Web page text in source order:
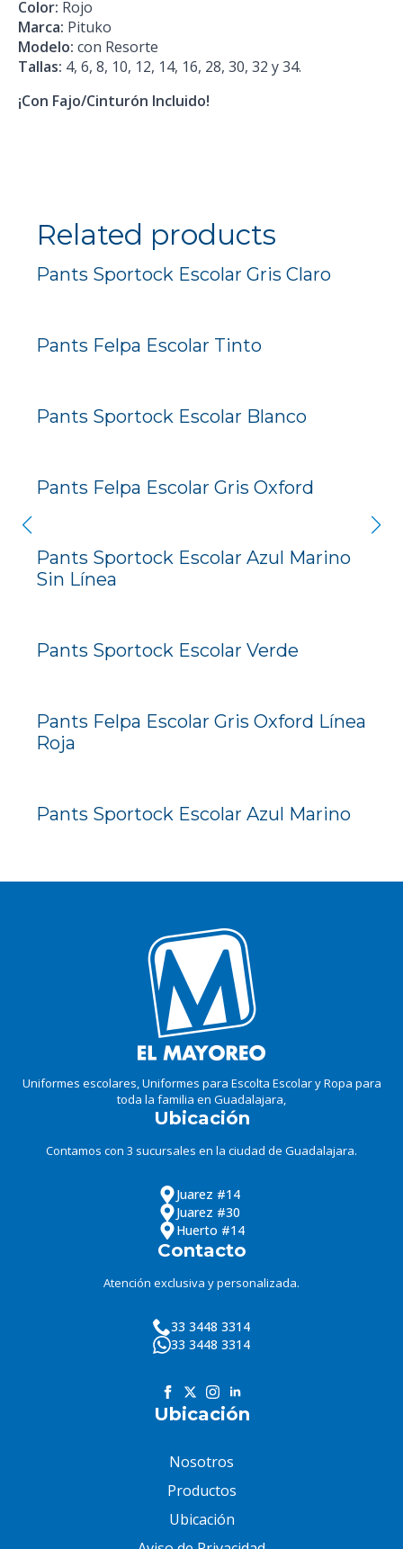
Color: Rojo
Marca: Pituko
Modelo: con Resorte
Tallas: 4, 6, 8, 10, 12, 14, 16, 28, 30, 32 y 34.
¡Con Fajo/Cinturón Incluido!
Related products
Pants Sportock Escolar Gris Claro
Pants Felpa Escolar Tinto
Pants Sportock Escolar Blanco
Pants Felpa Escolar Gris Oxford
Pants Sportock Escolar Azul Marino
Sin Línea
Pants Sportock Escolar Verde
Pants Felpa Escolar Gris Oxford Línea
Roja
Pants Sportock Escolar Azul Marino
Uniformes escolares, Uniformes para Escolta Escolar y Ropa para
toda la familia en Guadalajara,
Ubicación
Contamos con 3 sucursales en la ciudad de Guadalajara.
Juarez #14
Juarez #30
Huerto #14
Contacto
Atención exclusiva y personalizada.
33 3448 3314
33 3448 3314
Ubicación
Nosotros
Productos
Ubicación